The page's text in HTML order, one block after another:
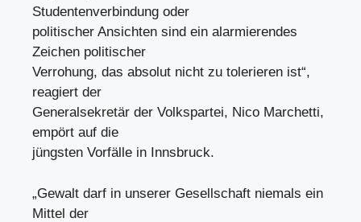
Studentenverbindung oder
politischer Ansichten sind ein alarmierendes
Zeichen politischer
Verrohung, das absolut nicht zu tolerieren ist“,
reagiert der
Generalsekretär der Volkspartei, Nico Marchetti,
empört auf die
jüngsten Vorfälle in Innsbruck.
„Gewalt darf in unserer Gesellschaft niemals ein
Mittel der